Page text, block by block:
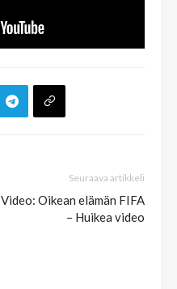
Seuraava artikkeli
Video: Oikean elämän FIFA
– Huikea video